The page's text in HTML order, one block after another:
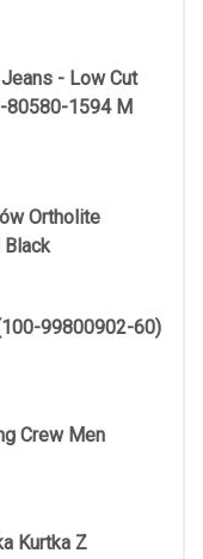
- Low Cut
80580-1594 M
Ortholite
Black
99800902-60)
Crew Men
Kurtka Z